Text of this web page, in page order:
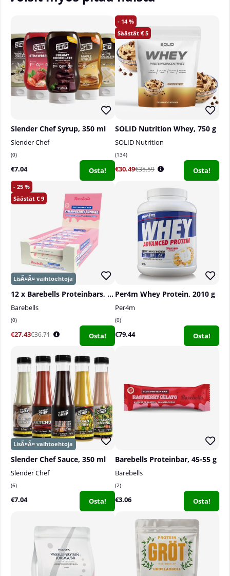
Slender Chef Syrup, 350 ml
Slender Chef
0
€7.04 Osta!
14
5
SOLID Nutrition Whey, 750 g
SOLID Nutrition
134
€30.49€35.59 Osta!
25
9
12 x Barebells Proteinbars, 55 g
Barebells
0
€27.43€36.71 Osta!
Per4m Whey Protein, 2010 g
Per4m
0
€79.44 Osta!
Slender Chef Sauce, 350 ml
Slender Chef
6
€7.04 Osta!
Barebells Proteinbar, 45-55 g
Barebells
2
€3.06 Osta!